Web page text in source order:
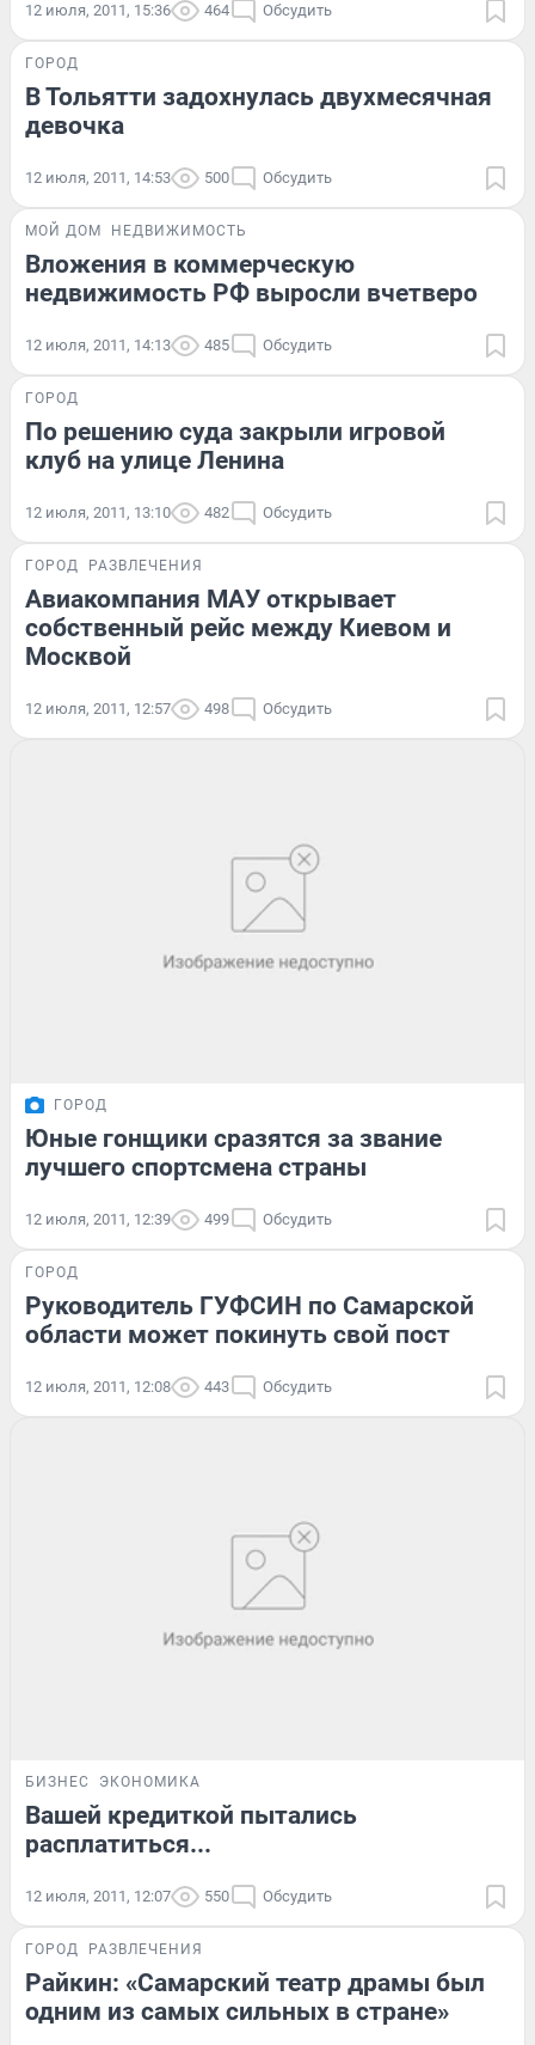
12 июля, 2011, 15:36 464 Обсудить
ГОРОД
В Тольятти задохнулась двухмесячная
девочка
12 июля, 2011, 14:53 500 Обсудить
МОЙ ДОМ НЕДВИЖИМОСТЬ
Вложения в коммерческую
недвижимость РФ выросли вчетверо
12 июля, 2011, 14:13 485 Обсудить
ГОРОД
По решению суда закрыли игровой
клуб на улице Ленина
12 июля, 2011, 13:10 482 Обсудить
ГОРОД РАЗВЛЕЧЕНИЯ
Авиакомпания МАУ открывает
собственный рейс между Киевом и
Москвой
12 июля, 2011, 12:57 498 Обсудить
ГОРОД
Юные гонщики сразятся за звание
лучшего спортсмена страны
12 июля, 2011, 12:39 499 Обсудить
ГОРОД
Руководитель ГУФСИН по Самарской
области может покинуть свой пост
12 июля, 2011, 12:08 443 Обсудить
БИЗНЕС ЭКОНОМИКА
Вашей кредиткой пытались
расплатиться...
12 июля, 2011, 12:07 550 Обсудить
ГОРОД РАЗВЛЕЧЕНИЯ
Райкин: «Самарский театр драмы был
одним из самых сильных в стране»